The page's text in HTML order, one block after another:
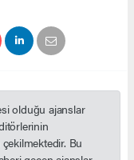
olduğu ajanslar
Bu